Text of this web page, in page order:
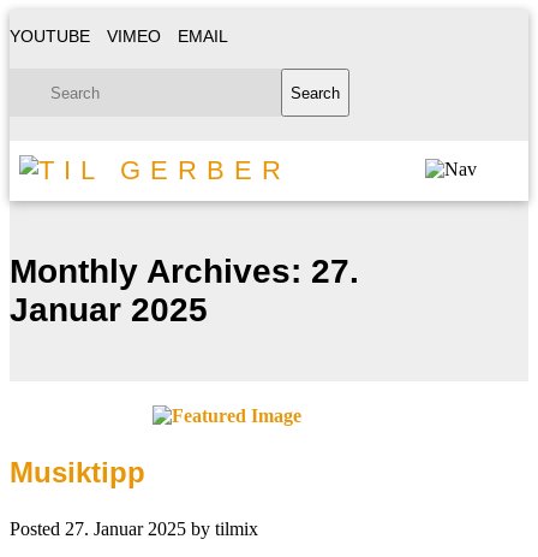
YOUTUBE VIMEO EMAIL
Monthly Archives: 27.
Januar 2025
Musiktipp
Posted 27. Januar 2025 by tilmix